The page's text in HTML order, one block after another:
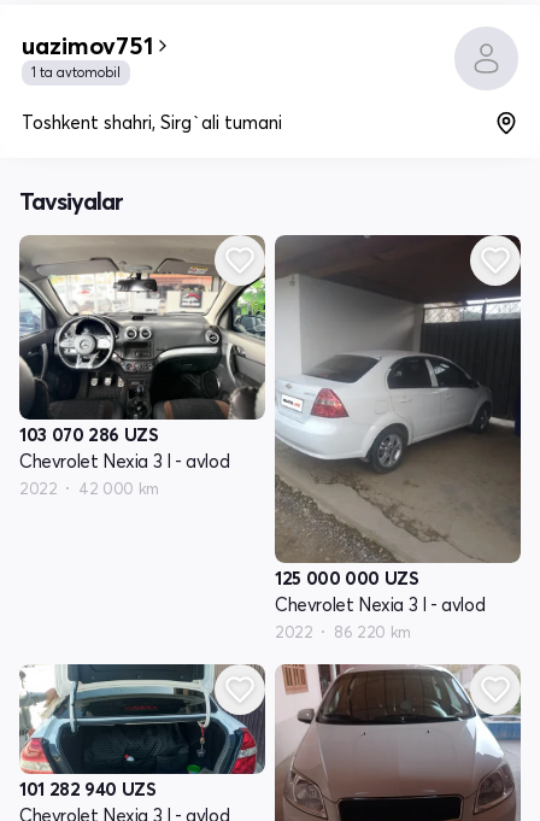
uazimov751
1 ta avtomobil
Toshkent shahri, Sirg`ali tumani
Tavsiyalar
103 070 286 UZS
Chevrolet Nexia 3 I - avlod
2022 42 000 km
125 000 000 UZS
Chevrolet Nexia 3 I - avlod
2022 86 220 km
101 282 940 UZS
Chevrolet Nexia 3 I - avlod